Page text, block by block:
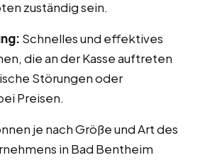
zuständig sein.
Schnelles und effektives
die an der Kasse auftreten
Störungen oder
Preisen.
je nach Größe und Art des
in Bad Bentheim